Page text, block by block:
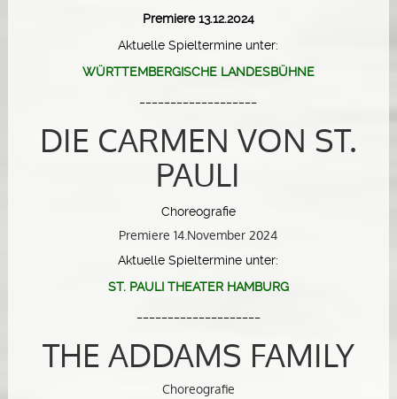
Premiere 13.12.2024
Aktuelle Spieltermine unter:
WÜRTTEMBERGISCHE LANDESBÜHNE
DIE CARMEN VON ST.
PAULI
Choreografie
Premiere 14.November 2024
Aktuelle Spieltermine unter:
ST. PAULI THEATER HAMBURG
THE ADDAMS FAMILY
Choreografie